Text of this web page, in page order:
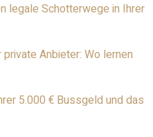
legale Schotterwege in Ihrer
Anbieter: Wo lernen
5.000 € Bussgeld und das